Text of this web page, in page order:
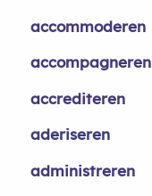
accommoderen
accompagneren
accrediteren
aderiseren
administreren